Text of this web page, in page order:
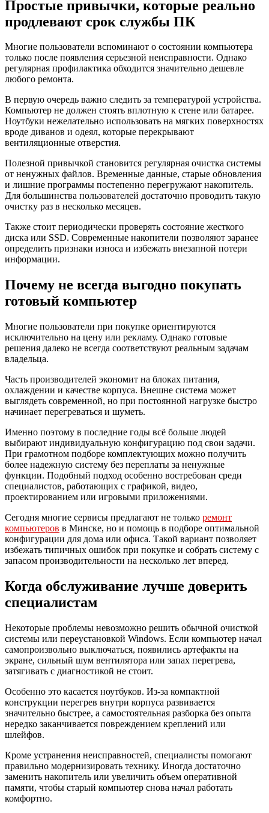
Простые привычки, которые реально
продлевают срок службы ПК
Многие пользователи вспоминают о состоянии компьютера
только после появления серьезной неисправности. Однако
регулярная профилактика обходится значительно дешевле
любого ремонта.
В первую очередь важно следить за температурой устройства.
Компьютер не должен стоять вплотную к стене или батарее.
Ноутбуки нежелательно использовать на мягких поверхностях
вроде диванов и одеял, которые перекрывают
вентиляционные отверстия.
Полезной привычкой становится регулярная очистка системы
от ненужных файлов. Временные данные, старые обновления
и лишние программы постепенно перегружают накопитель.
Для большинства пользователей достаточно проводить такую
очистку раз в несколько месяцев.
Также стоит периодически проверять состояние жесткого
диска или SSD. Современные накопители позволяют заранее
определить признаки износа и избежать внезапной потери
информации.
Почему не всегда выгодно покупать
готовый компьютер
Многие пользователи при покупке ориентируются
исключительно на цену или рекламу. Однако готовые
решения далеко не всегда соответствуют реальным задачам
владельца.
Часть производителей экономит на блоках питания,
охлаждении и качестве корпуса. Внешне система может
выглядеть современной, но при постоянной нагрузке быстро
начинает перегреваться и шуметь.
Именно поэтому в последние годы всё больше людей
выбирают индивидуальную конфигурацию под свои задачи.
При грамотном подборе комплектующих можно получить
более надежную систему без переплаты за ненужные
функции. Подобный подход особенно востребован среди
специалистов, работающих с графикой, видео,
проектированием или игровыми приложениями.
Сегодня многие сервисы предлагают не только ремонт
компьютеров в Минске, но и помощь в подборе оптимальной
конфигурации для дома или офиса. Такой вариант позволяет
избежать типичных ошибок при покупке и собрать систему с
запасом производительности на несколько лет вперед.
Когда обслуживание лучше доверить
специалистам
Некоторые проблемы невозможно решить обычной очисткой
системы или переустановкой Windows. Если компьютер начал
самопроизвольно выключаться, появились артефакты на
экране, сильный шум вентилятора или запах перегрева,
затягивать с диагностикой не стоит.
Особенно это касается ноутбуков. Из-за компактной
конструкции перегрев внутри корпуса развивается
значительно быстрее, а самостоятельная разборка без опыта
нередко заканчивается повреждением креплений или
шлейфов.
Кроме устранения неисправностей, специалисты помогают
правильно модернизировать технику. Иногда достаточно
заменить накопитель или увеличить объем оперативной
памяти, чтобы старый компьютер снова начал работать
комфортно.